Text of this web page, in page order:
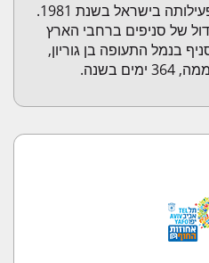
חברת באדג'ט החלה את פעילותה בישראל בשנת 1981.
של סניפים ברחבי הארץ
בנמל התעופה בן גוריון,